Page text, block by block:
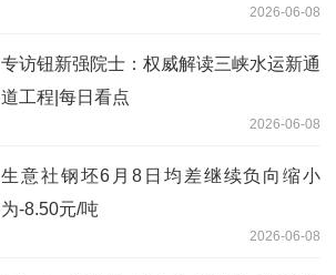
2026-06-08
专访钮新强院士：权威解读三峡水运新通
道工程|每日看点
2026-06-08
生意社钢坯6月8日均差继续负向缩小
为-8.50元/吨
2026-06-08